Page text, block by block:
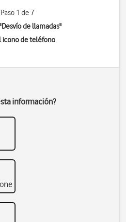
Paso 1 de 7
Desvío de llamadas"
icono de teléfono.
información?